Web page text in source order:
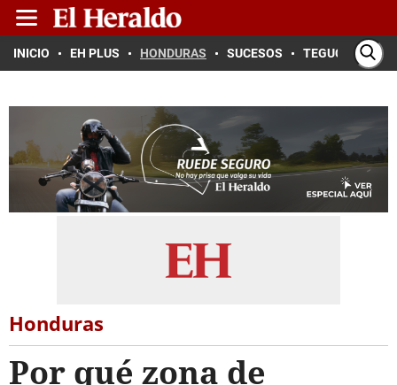
INICIO EH PLUS HONDURAS SUCESOS TEGUCIGALPA
Honduras
Por qué zona de